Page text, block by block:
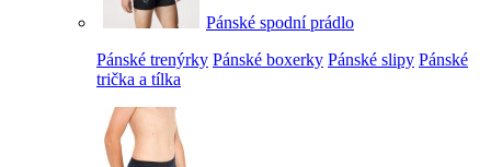
Pánské spodní prádlo
Pánské trenýrky Pánské boxerky Pánské slipy Pánské
trička a tílka